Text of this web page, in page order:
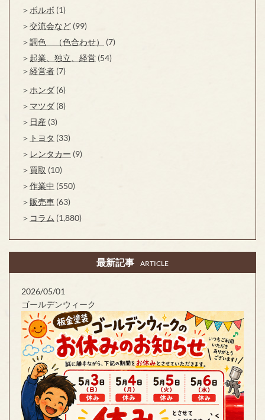
ボルボ (1)
交流会など (99)
調色 （色合わせ）
(7)
起業、独立、経営 (54)
経営者 (7)
ホンダ (6)
マツダ (8)
日産 (3)
トヨタ (33)
レンタカー (9)
買取 (10)
作業中 (550)
販売車 (63)
コラム (1,880)
最新記事 ARTICLE
2026/05/01
ゴールデンウィーク